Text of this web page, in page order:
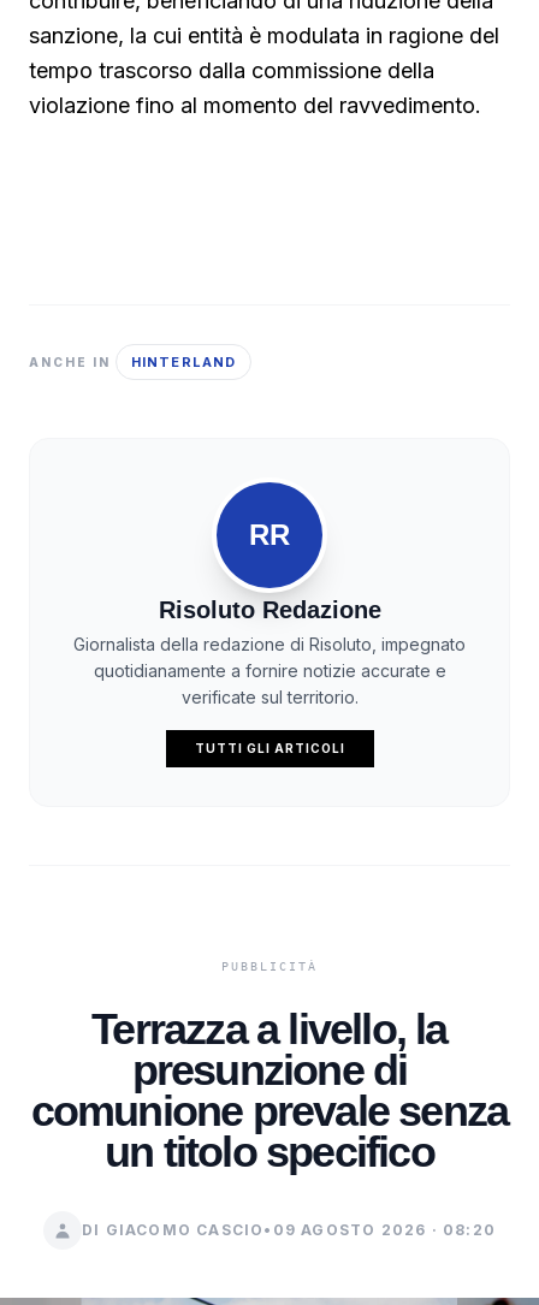
sanzione, la cui entità è modulata in ragione del
tempo trascorso dalla commissione della
violazione fino al momento del ravvedimento.
ANCHE IN HINTERLAND
RR
Risoluto Redazione
Giornalista della redazione di Risoluto, impegnato
quotidianamente a fornire notizie accurate e
verificate sul territorio.
TUTTI GLI ARTICOLI
Terrazza a livello, la
presunzione di
comunione prevale senza
un titolo specifico
DI GIACOMO CASCIO • 09 AGOSTO 2026 · 08:20